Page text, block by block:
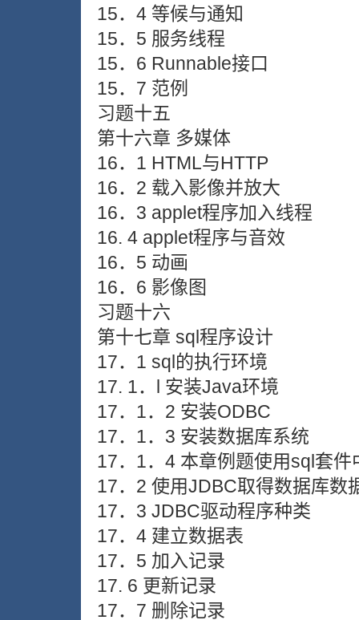
15．4 等候与通知
15．5 服务线程
15．6 Runnable接口
15．7 范例
习题十五
第十六章 多媒体
16．1 HTML与HTTP
16．2 载入影像并放大
16．3 applet程序加入线程
16. 4 applet程序与音效
16．5 动画
16．6 影像图
习题十六
第十七章 sql程序设计
17．1 sql的执行环境
17. 1．l 安装Java环境
17．1．2 安装ODBC
17．1．3 安装数据库系统
17．1．4 本章例题使用sql套件
17．2 使用JDBC取得数据库数
17．3 JDBC驱动程序种类
17．4 建立数据表
17．5 加入记录
17. 6 更新记录
17．7 删除记录